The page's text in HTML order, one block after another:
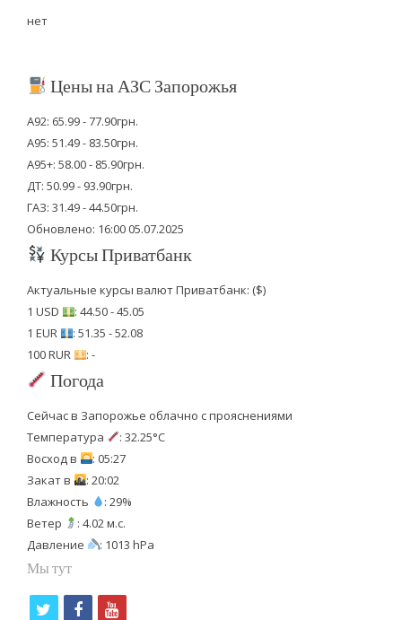
нет
Цены на АЗС Запорожья
А92: 65.99 - 77.90грн.
А95: 51.49 - 83.50грн.
А95+: 58.00 - 85.90грн.
ДТ: 50.99 - 93.90грн.
ГАЗ: 31.49 - 44.50грн.
Обновлено: 16:00 05.07.2025
Курсы Приватбанк
Актуальные курсы валют Приватбанк: ($)
1 USD
: 44.50 - 45.05
1 EUR
: 51.35 - 52.08
100 RUR
: -
Погода
Сейчас в Запорожье облачно с прояснениями
Температура
: 32.25°C
Восход в
: 05:27
Закат в
: 20:02
Влажность
: 29%
Ветер
: 4.02 м.с.
Давление
: 1013 hPa
Мы тут
f
y